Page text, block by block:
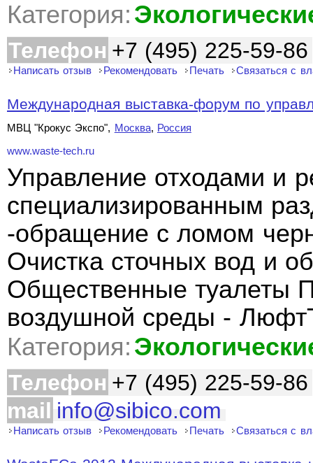
Категория:
Телефон +7 (495) 225-59-86
Написать отзыв Рекомендовать Печать Связаться с
Международная выставка-форум по
МВЦ "Крокус Экспо", Москва, Россия
www.waste-tech.ru
Управление отходами и
специализированным
-обращение с ломом
Очистка сточных вод и
Общественные туалеты
воздушной среды -
Категория:
Телефон +7 (495) 225-59-86
mail info@sibico.com
Написать отзыв Рекомендовать Печать Связаться с